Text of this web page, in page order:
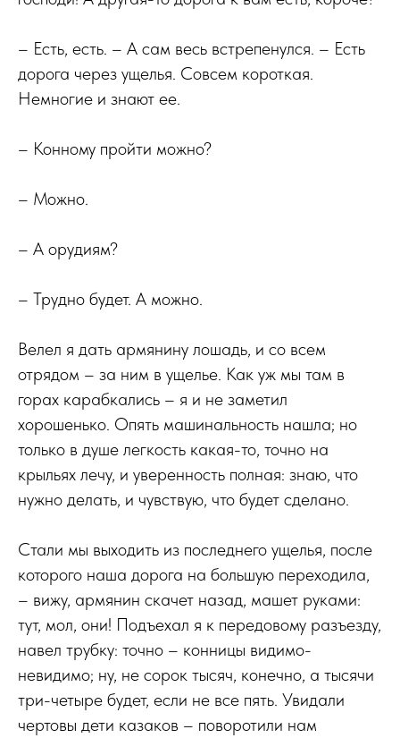
– Есть, есть. – А сам весь встрепенулся. – Есть
дорога через ущелья. Совсем короткая.
Немногие и знают ее.
– Конному пройти можно?
– Можно.
– А орудиям?
– Трудно будет. А можно.
Велел я дать армянину лошадь, и со всем
отрядом – за ним в ущелье. Как уж мы там в
горах карабкались – я и не заметил
хорошенько. Опять машинальность нашла; но
только в душе легкость какая-то, точно на
крыльях лечу, и уверенность полная: знаю, что
нужно делать, и чувствую, что будет сделано.
Стали мы выходить из последнего ущелья, после
которого наша дорога на большую переходила,
– вижу, армянин скачет назад, машет руками:
тут, мол, они! Подъехал я к передовому разъезду,
навел трубку: точно – конницы видимо-
невидимо; ну, не сорок тысяч, конечно, а тысячи
три-четыре будет, если не все пять. Увидали
чертовы дети казаков – поворотили нам